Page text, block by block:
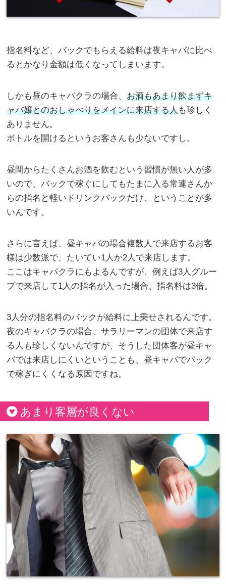
指名料など、バックでもらえる給料は夜キャバに比べ
るとかなり金額は低くなってしまいます。
しかも昼のキャバクラの場合、お酒もあまり飲まずキ
ャバ嬢とのおしゃべりをメインに来店する人も珍しく
ありません。
ボトルを開けるというお客さんも少ないですし。
昼間からたくさんお酒を飲むという習慣が無い人が多
いので、バックで稼ぐにしてもたまに入る常連さんか
らの指名と軽いドリンクバックだけ、ということが多
いんです。
さらに言えば、昼キャバの場合複数人で来店するお客
様は少数派で、たいてい1人か2人で来店します。
ここはキャバクラにもよるんですが、例えば3人グルー
プで来店して1人の指名が入った場合、指名料は3倍。
3人分の指名料のバックが給料に上乗せされるんです。
夜のキャバクラの場合、サラリーマンの団体で来店す
る人も珍しくないんですが、そうした団体客が昼キャ
バでは来店しにくいということも、昼キャバでバック
で稼ぎにくくなる原因ですね。
あまり客層が良くない